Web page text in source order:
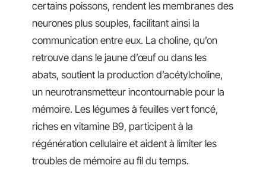
certains poissons, rendent les membranes des
neurones plus souples, facilitant ainsi la
communication entre eux. La choline, qu’on
retrouve dans le jaune d’œuf ou dans les
abats, soutient la production d’acétylcholine,
un neurotransmetteur incontournable pour la
mémoire. Les légumes à feuilles vert foncé,
riches en vitamine B9, participent à la
régénération cellulaire et aident à limiter les
troubles de mémoire au fil du temps.